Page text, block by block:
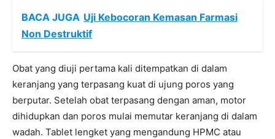
BACA JUGA Uji Kebocoran Kemasan Farmasi
Non Destruktif
Obat yang diuji pertama kali ditempatkan di dalam
keranjang yang terpasang kuat di ujung poros yang
berputar. Setelah obat terpasang dengan aman, motor
dihidupkan dan poros mulai memutar keranjang di dalam
wadah. Tablet lengket yang mengandung HPMC atau